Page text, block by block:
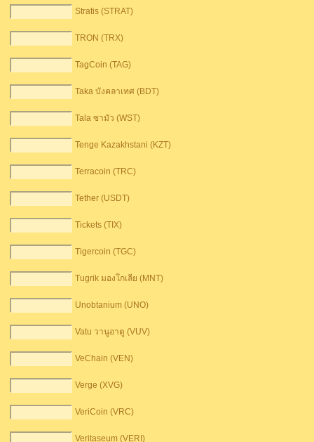
Stratis (STRAT)
TRON (TRX)
TagCoin (TAG)
Taka บังคลาเทศ (BDT)
Tala ซามัว (WST)
Tenge Kazakhstani (KZT)
Terracoin (TRC)
Tether (USDT)
Tickets (TIX)
Tigercoin (TGC)
Tugrik มองโกเลีย (MNT)
Unobtanium (UNO)
Vatu วานูอาตู (VUV)
VeChain (VEN)
Verge (XVG)
VeriCoin (VRC)
Veritaseum (VERI)